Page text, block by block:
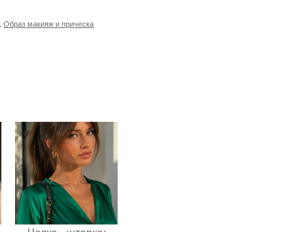
Образ макияж и прическа